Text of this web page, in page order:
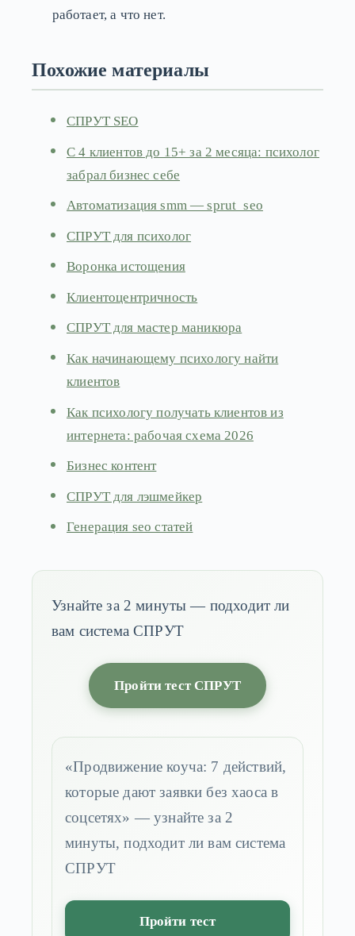
работает, а что нет.
Похожие материалы
СПРУТ SEO
С 4 клиентов до 15+ за 2 месяца: психолог
забрал бизнес себе
Автоматизация smm — sprut_seo
СПРУТ для психолог
Воронка истощения
Клиентоцентричность
СПРУТ для мастер маникюра
Как начинающему психологу найти
клиентов
Как психологу получать клиентов из
интернета: рабочая схема 2026
Бизнес контент
СПРУТ для лэшмейкер
Генерация seo статей
Узнайте за 2 минуты — подходит ли
вам система СПРУТ
Пройти тест СПРУТ
«Продвижение коуча: 7 действий,
которые дают заявки без хаоса в
соцсетях» — узнайте за 2
минуты, подходит ли вам система
СПРУТ
Пройти тест